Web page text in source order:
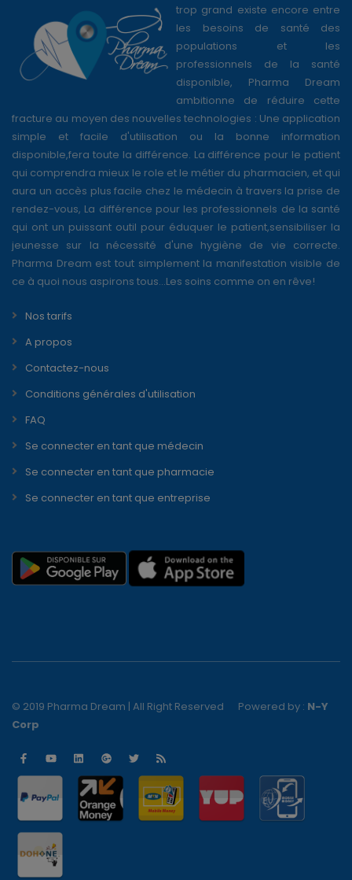
trop grand existe encore entre
les besoins de santé des
populations et les
professionnels de la santé
disponible, Pharma Dream
ambitionne de réduire cette
fracture au moyen des nouvelles technologies : Une application
simple et facile d'utilisation ou la bonne information
disponible,fera toute la différence. La différence pour le patient
qui comprendra mieux le role et le métier du pharmacien, et qui
aura un accès plus facile chez le médecin à travers la prise de
rendez-vous, La différence pour les professionnels de la santé
qui ont un puissant outil pour éduquer le patient,sensibiliser la
jeunesse sur la nécessité d'une hygiène de vie correcte.
Pharma Dream est tout simplement la manifestation visible de
ce à quoi nous aspirons tous...Les soins comme on en rêve!
Nos tarifs
A propos
Contactez-nous
Conditions générales d'utilisation
FAQ
Se connecter en tant que médecin
Se connecter en tant que pharmacie
Se connecter en tant que entreprise
© 2019 Pharma Dream | All Right Reserved Powered by : N-Y
Corp